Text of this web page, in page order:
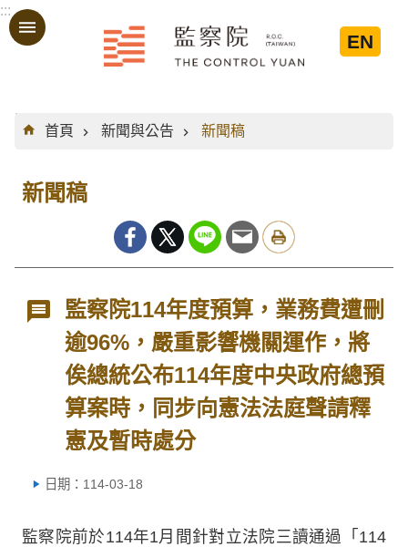
跳到主要內容區塊
:::
EN
:::
首頁
新聞與公告 新聞稿
新聞稿
監察院114年度預算，業務費遭刪
逾96%，嚴重影響機關運作，將
俟總統公布114年度中央政府總預
算案時，同步向憲法法庭聲請釋
憲及暫時處分
日期：114-03-18
監察院前於114年1月間針對立法院三讀通過「114